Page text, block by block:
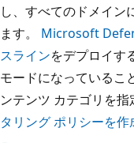
し、すべてのドメイン
ます。 Microsoft
スラインをデプロイす
モードになっているこ
ンテンツ カテゴリを指
タリング ポリシーを作